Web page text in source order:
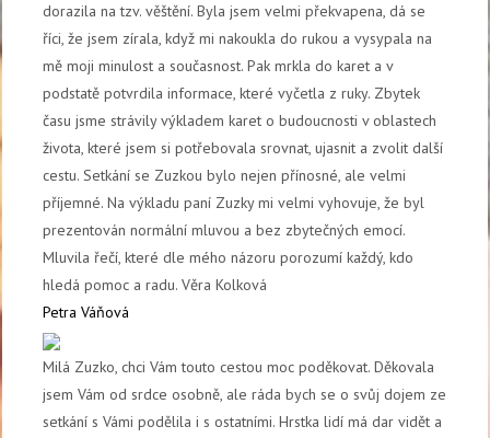
dorazila na tzv. věštění. Byla jsem velmi překvapena, dá se
říci, že jsem zírala, když mi nakoukla do rukou a vysypala na
mě moji minulost a současnost. Pak mrkla do karet a v
podstatě potvrdila informace, které vyčetla z ruky. Zbytek
času jsme strávily výkladem karet o budoucnosti v oblastech
života, které jsem si potřebovala srovnat, ujasnit a zvolit další
cestu. Setkání se Zuzkou bylo nejen přínosné, ale velmi
příjemné. Na výkladu paní Zuzky mi velmi vyhovuje, že byl
prezentován normální mluvou a bez zbytečných emocí.
Mluvila řečí, které dle mého názoru porozumí každý, kdo
hledá pomoc a radu. Věra Kolková
Petra Váňová
Milá Zuzko, chci Vám touto cestou moc poděkovat. Děkovala
jsem Vám od srdce osobně, ale ráda bych se o svůj dojem ze
setkání s Vámi podělila i s ostatními. Hrstka lidí má dar vidět a